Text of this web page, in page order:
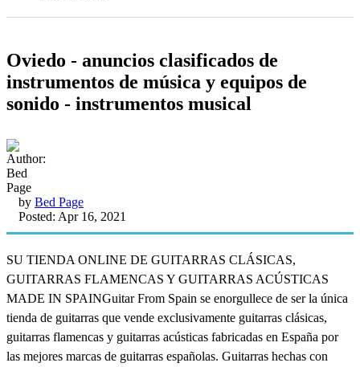
Oviedo - anuncios clasificados de
instrumentos de música y equipos de
sonido - instrumentos musical
by Bed Page
Posted: Apr 16, 2021
SU TIENDA ONLINE DE GUITARRAS CLÁSICAS,
GUITARRAS FLAMENCAS Y GUITARRAS ACÚSTICAS
MADE IN SPAINGuitar From Spain se enorgullece de ser la única
tienda de guitarras que vende exclusivamente guitarras clásicas,
guitarras flamencas y guitarras acústicas fabricadas en España por
las mejores marcas de guitarras españolas. Guitarras hechas con